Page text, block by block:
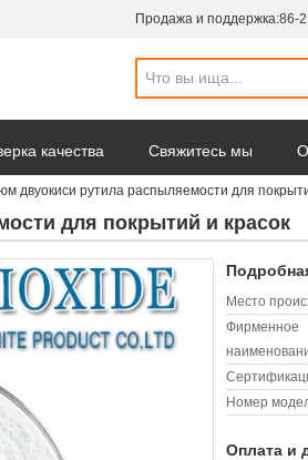
Продажа и поддержка:86-
качества Свяжитесь мы
двуокиси рутила распыляемости для
для покрытий и красок
Место
Фирменное
Номер
Оплата и